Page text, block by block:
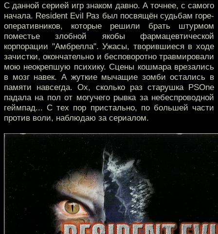
C данной серией игр знаком давно. А точнее, с самого
начала. Resident Evil Раз был посвящён судьбам горе-
оперативников, которые решили брать штурмом
поместье злобной якобы фармацевтической
корпорации "Амбрелла". Ужасы, творившиеся в ходе
зачистки, окончательно и бесповоротно травмировали
мою неокрепшую психику. Сцены кошмара врезались
в мозг навек. А жуткие мычащие зомби остались в
памяти навсегда. Ох, сколько раз старушка PSOne
падала на пол от могучего рывка за небеспроводной
геймпад... С тех пор пристально, по большей части
против воли, наблюдаю за сериалом.